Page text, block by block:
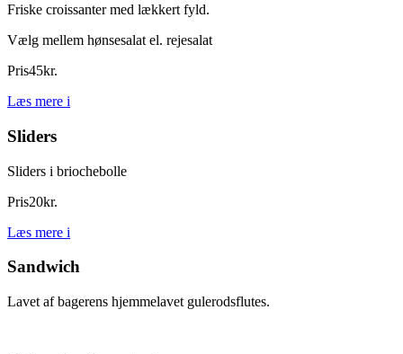
Friske croissanter med lækkert fyld.
Vælg mellem hønsesalat el. rejesalat
Pris45kr.
Læs mere i
Sliders
Sliders i briochebolle
Pris20kr.
Læs mere i
Sandwich
Lavet af bagerens hjemmelavet gulerodsflutes.